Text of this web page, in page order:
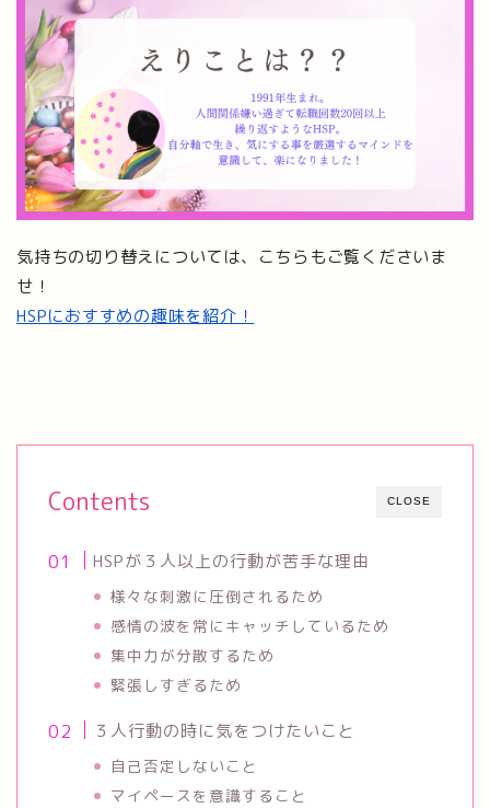
気持ちの切り替えについては、こちらもご覧くださいま
せ！
HSPにおすすめの趣味を紹介！
CLOSE
Contents
HSPが３人以上の行動が苦手な理由
様々な刺激に圧倒されるため
感情の波を常にキャッチしているため
集中力が分散するため
緊張しすぎるため
３人行動の時に気をつけたいこと
自己否定しないこと
マイペースを意識すること